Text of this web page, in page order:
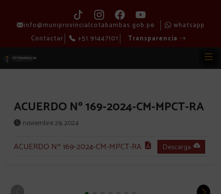
info@muniprovincialcotabambas.gob.pe
whatsapp
Contactar
+51 91447101 Transparencia
ACUERDO Nº 169-2024-CM-MPCT-RA
noviembre 29, 2024
ACUERDO Nº 169-2024-CM-MPCT-RA Descarga